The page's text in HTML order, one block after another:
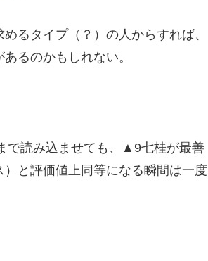
るタイプ（？）の人からすれば、
るのかもしれない。
で読み込ませても、▲9七桂が最善
と評価値上同等になる瞬間は一度